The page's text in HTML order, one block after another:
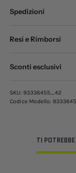
Spedizioni
Resi e Rimborsi
Sconti esclusivi
SKU: 93336455_42
Codice Modello:
TI